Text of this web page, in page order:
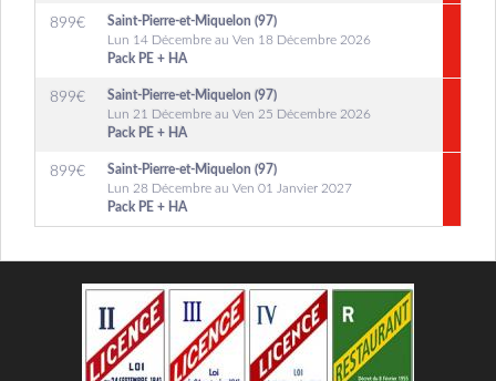
899€
Saint-Pierre-et-Miquelon (97)
Lun 14 Décembre au Ven 18 Décembre 2026
Pack PE + HA
899€
Saint-Pierre-et-Miquelon (97)
Lun 21 Décembre au Ven 25 Décembre 2026
Pack PE + HA
899€
Saint-Pierre-et-Miquelon (97)
Lun 28 Décembre au Ven 01 Janvier 2027
Pack PE + HA